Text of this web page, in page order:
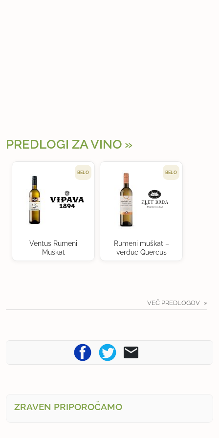
PREDLOGI ZA VINO
BELO
Ventus Rumeni
Muškat
BELO
Rumeni muškat –
verduc Quercus
VEČ PREDLOGOV
ZRAVEN PRIPOROČAMO